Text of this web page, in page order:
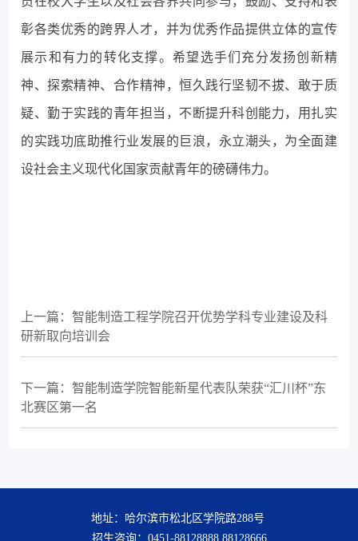
彰各类优秀的跨界人才，并为优秀作品提供立体的宣传
展示和有力的转化支撑。希望选手们充分发扬创新精
神、探索精神、合作精神，恒久践行坚韧不拔、敢于质
疑、勤于实践的青年担当，不断提升科创能力，用扎实
的实践功底助推行业发展的巨浪，永立潮头，为全面建
设社会主义现代化国家贡献青年的磅礴伟力。
上一篇：智能制造工程学院召开优势学科专业建设及科
研新取向培训会
下一篇：智能制造学院智能新星代表队荣获“汇川杯”东
北赛区第一名
地址：哈尔滨市松北区学院路288号
招生咨询：0451-88128888 88128666